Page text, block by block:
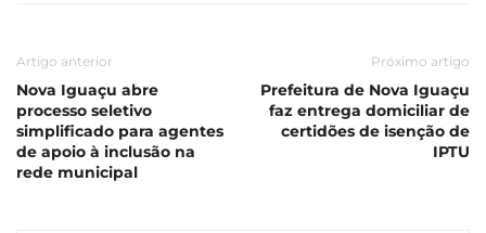
Artigo anterior
Nova Iguaçu abre
processo seletivo
simplificado para agentes
de apoio à inclusão na
rede municipal
Próximo artigo
Prefeitura de Nova Iguaçu
faz entrega domiciliar de
certidões de isenção de
IPTU